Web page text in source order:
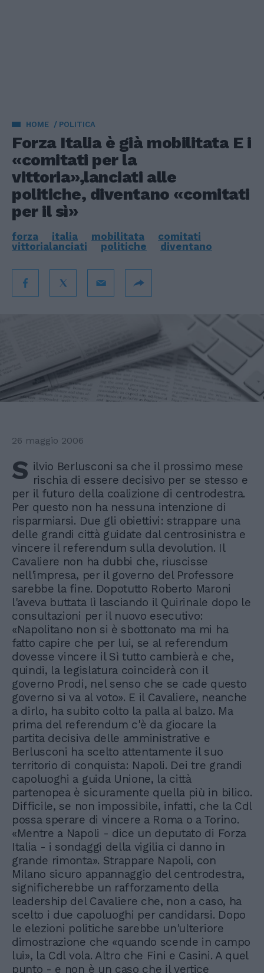
HOME POLITICA
Forza Italia è già mobilitata E i
«comitati per la
vittoria»,lanciati alle
politiche, diventano «comitati
per il sì»
forza italia mobilitata
comitati
vittorialanciati
politiche diventano
26 maggio 2006
S ilvio Berlusconi sa che il prossimo mese
rischia di essere decisivo per se stesso e
per il futuro della coalizione di centrodestra.
Per questo non ha nessuna intenzione di
risparmiarsi. Due gli obiettivi: strappare una
delle grandi città guidate dal centrosinistra e
vincere il referendum sulla devolution. Il
Cavaliere non ha dubbi che, riuscisse
nell'impresa, per il governo del Professore
sarebbe la fine. Dopotutto Roberto Maroni
l'aveva buttata lì lasciando il Quirinale dopo le
consultazioni per il nuovo esecutivo:
«Napolitano non si è sbottonato ma mi ha
fatto capire che per lui, se al referendum
dovesse vincere il Sì tutto cambierà e che,
quindi, la legislatura coinciderà con il
governo Prodi, nel senso che se cade questo
governo si va al voto». E il Cavaliere, neanche
a dirlo, ha subito colto la palla al balzo. Ma
prima del referendum c'è da giocare la
partita decisiva delle amministrative e
Berlusconi ha scelto attentamente il suo
territorio di conquista: Napoli. Dei tre grandi
capoluoghi a guida Unione, la città
partenopea è sicuramente quella più in bilico.
Difficile, se non impossibile, infatti, che la Cdl
possa sperare di vincere a Roma o a Torino.
«Mentre a Napoli - dice un deputato di Forza
Italia - i sondaggi della vigilia ci danno in
grande rimonta». Strappare Napoli, con
Milano sicuro appannaggio del centrodestra,
significherebbe un rafforzamento della
leadership del Cavaliere che, non a caso, ha
scelto i due capoluoghi per candidarsi. Dopo
le elezioni politiche sarebbe un'ulteriore
dimostrazione che «quando scende in campo
lui», la Cdl vola. Altro che Fini e Casini. A quel
punto - e non è un caso che il vertice